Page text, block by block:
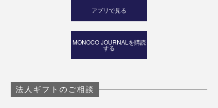
アプリで見る
MONOCO JOURNALを購読
する
法人ギフトのご相談